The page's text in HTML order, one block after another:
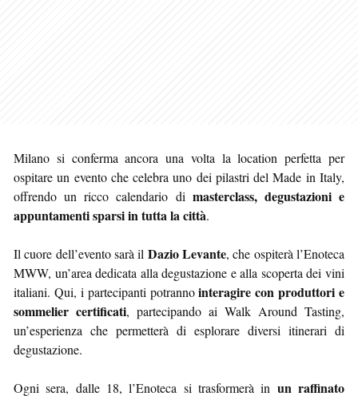
Milano si conferma ancora una volta la location perfetta per
ospitare un evento che celebra uno dei pilastri del Made in Italy,
offrendo un ricco calendario di masterclass, degustazioni e
appuntamenti sparsi in tutta la città.
Il cuore dell’evento sarà il Dazio Levante, che ospiterà l’Enoteca
MWW, un’area dedicata alla degustazione e alla scoperta dei vini
italiani. Qui, i partecipanti potrannointeragire con produttori e
sommelier certificati, partecipando ai Walk Around Tasting,
un’esperienza che permetterà di esplorare diversi itinerari di
degustazione.
Ogni sera, dalle 18, l’Enoteca si trasformerà in un raffinato